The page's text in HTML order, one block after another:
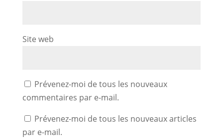
Site web
Prévenez-moi de tous les nouveaux
commentaires par e-mail.
Prévenez-moi de tous les nouveaux articles
par e-mail.